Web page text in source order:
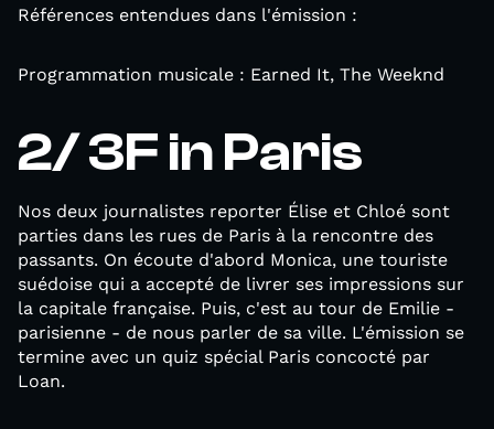
Références entendues dans l'émission :
Programmation musicale : Earned It, The Weeknd
2/ 3F in Paris
Nos deux journalistes reporter Élise et Chloé sont
parties dans les rues de Paris à la rencontre des
passants. On écoute d'abord Monica, une touriste
suédoise qui a accepté de livrer ses impressions sur
la capitale française. Puis, c'est au tour de Emilie -
parisienne - de nous parler de sa ville. L'émission se
termine avec un quiz spécial Paris concocté par
Loan.